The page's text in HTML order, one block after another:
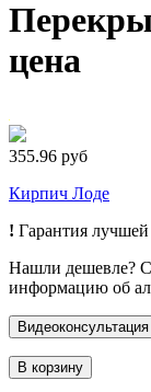
цена
355.96 руб
Кирпич Лоде
! Гарантия
Нашли дешевле?
информацию об